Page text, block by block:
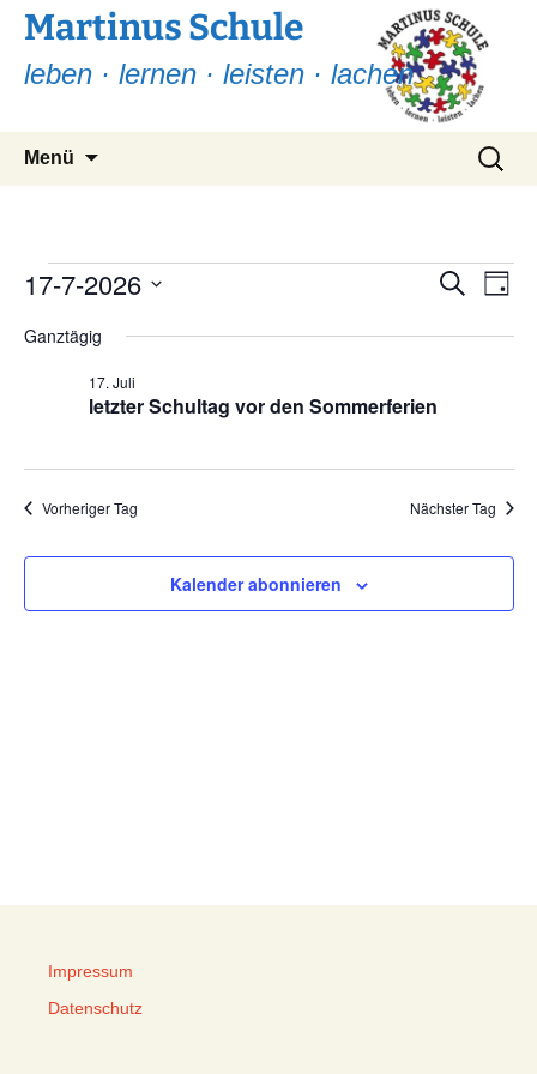
Martinus Schule
leben · lernen · leisten · lachen
Menü
Suchen
nach:
Veranstaltungen
für
2026
Suche
Tag
17-7-2026
wählen.
Ganztägig
letzter Schultag vor den Sommerferien
17. Juli
Vorheriger Tag Nächster Tag
Kalender abonnieren
Impressum
Datenschutz